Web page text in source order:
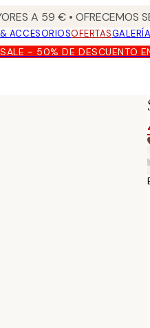
A 59 € • OFRECEMOS
ACCESORIOSOFERTAS
SALE - 50% DE DESCUENTO